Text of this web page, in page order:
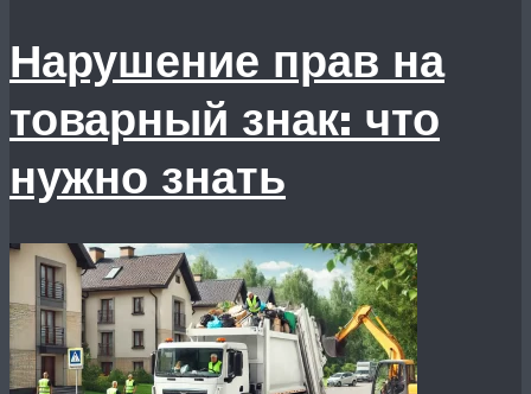
Нарушение прав на
товарный знак: что
нужно знать